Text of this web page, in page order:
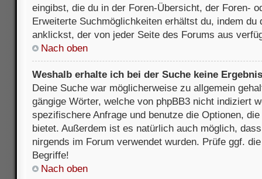
eingibst, die du in der Foren-Übersicht, der Foren-
Erweiterte Suchmöglichkeiten erhältst du, indem du
anklickst, der von jeder Seite des Forums aus
Nach oben
Weshalb erhalte ich bei der Suche keine
Deine Suche war möglicherweise zu allgemein
gängige Wörter, welche von phpBB3 nicht indiziert
spezifischere Anfrage und benutze die Optionen,
bietet. Außerdem ist es natürlich auch möglich,
nirgends im Forum verwendet wurden. Prüfe ggf.
Begriffe!
Nach oben